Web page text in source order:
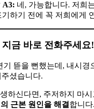
A3: 네, 가능합니다. 저희
하기 전에 꼭 저희에게
금 바로 전화주세요!
뜯을 뻔했는데, 내시
셨습니다.
하신다면, 주저하지 마
근본 원인을 해결 합니